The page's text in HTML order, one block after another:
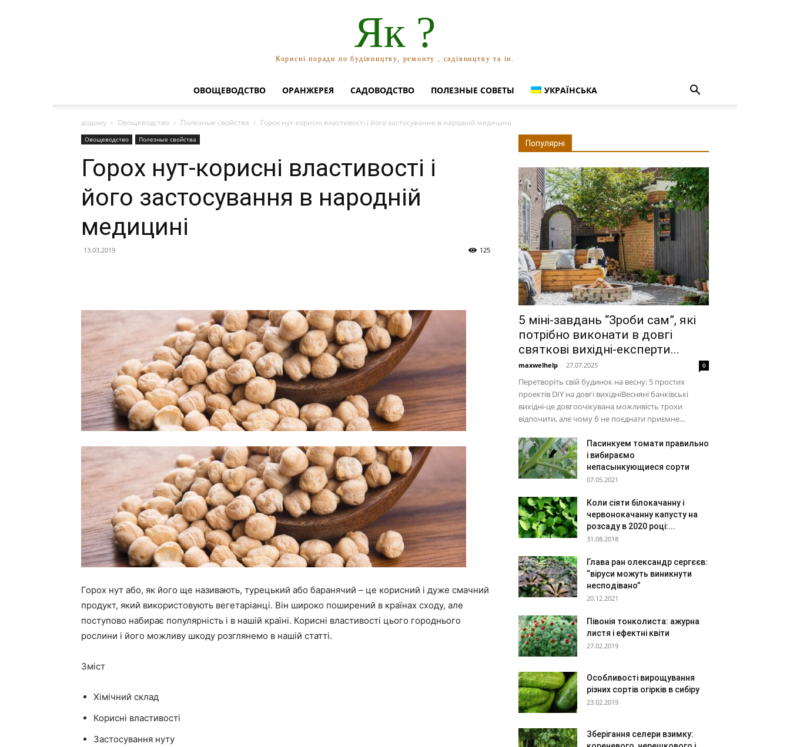
Як ?
Корисні поради по будівництву, ремонту , садівництву та ін.
ОВОЩЕВОДСТВО ОРАНЖЕРЕЯ САДОВОДСТВО ПОЛЕЗНЫЕ СОВЕТЫ УКРАЇНСЬКА
додому Овощеводство Полезные свойства Горох нут-корисні властивості і його застосування в народній медицині
Овощеводство Полезные свойства
Горох нут-корисні властивості і
його застосування в народній
медицині
13.03.2019 125
Горох нут або, як його ще називають, турецький або баранячий – це корисний і дуже смачний
продукт, який використовують вегетаріанці. Він широко поширений в країнах сходу, але
поступово набирає популярність і в нашій країні. Корисні властивості цього городнього
рослини і його можливу шкоду розглянемо в нашій статті.
Зміст
Хімічний склад
Корисні властивості
Застосування нуту
Популярні
5 міні-завдань “Зроби сам”, які
потрібно виконати в довгі
святкові вихідні-експерти...
maxwelhelp - 27.07.2025 0
Перетворіть свій будинок на весну: 5 простих
проектів DIY на довгі вихідніВесняні банківські
вихідні-це довгоочікувана можливість трохи
відпочити, але чому б не поєднати приємне...
Пасинкуем томати правильно
і вибираємо
непасынкующиеся сорти
07.05.2021
Коли сіяти білокачанну і
червонокачанну капусту на
розсаду в 2020 році:...
31.08.2018
Глава ран олександр сергєєв:
“віруси можуть виникнути
несподівано”
20.12.2021
Півонія тонколиста: ажурна
листя і ефектні квіти
27.02.2019
Особливості вирощування
різних сортів огірків в сибіру
23.02.2019
Зберігання селери взимку: